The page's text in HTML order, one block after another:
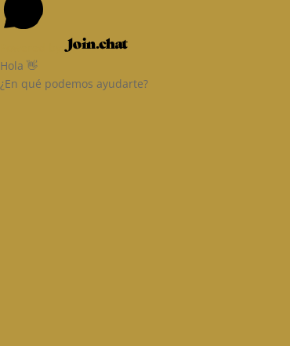
Hola 👋
¿En qué podemos ayudarte?